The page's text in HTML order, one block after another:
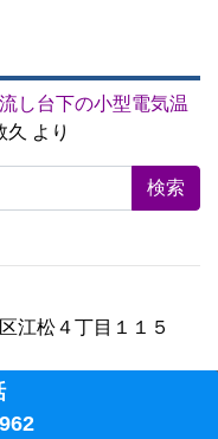
し台下の小型電気温
久 より
江松４丁目１１５
All